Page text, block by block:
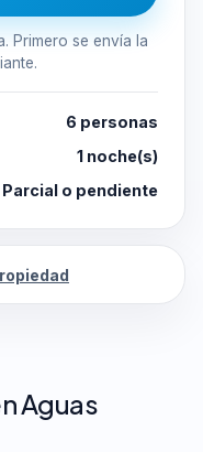
Primero se envía la
6 personas
1 noche(s)
Parcial o pendiente
Aguas